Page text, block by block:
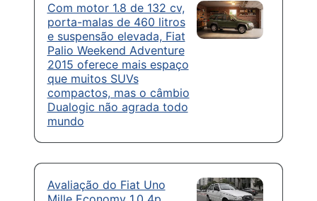
Com motor 1.8 de 132 cv,
porta-malas de 460 litros
e suspensão elevada, Fiat
Palio Weekend Adventure
2015 oferece mais espaço
que muitos SUVs
compactos, mas o câmbio
Dualogic não agrada todo
mundo
Avaliação do Fiat Uno